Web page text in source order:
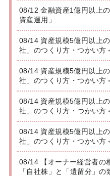
08/12 金融資産1億円以上
資産運用」
08/14 資産規模5億円以上
社」のつくり方・つかい方
08/14 資産規模5億円以上
社」のつくり方・つかい方
08/14 資産規模5億円以上
社」のつくり方・つかい方
08/14 資産規模5億円以上
社」のつくり方・つかい方
08/14 【オーナー経営者の
「自社株」と「遺留分」